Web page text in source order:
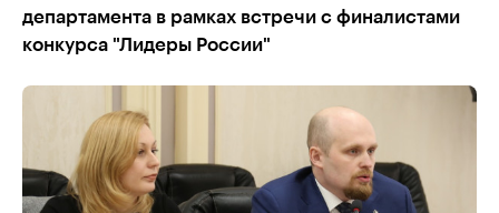
департамента в рамках встречи с финалистами
конкурса "Лидеры России"